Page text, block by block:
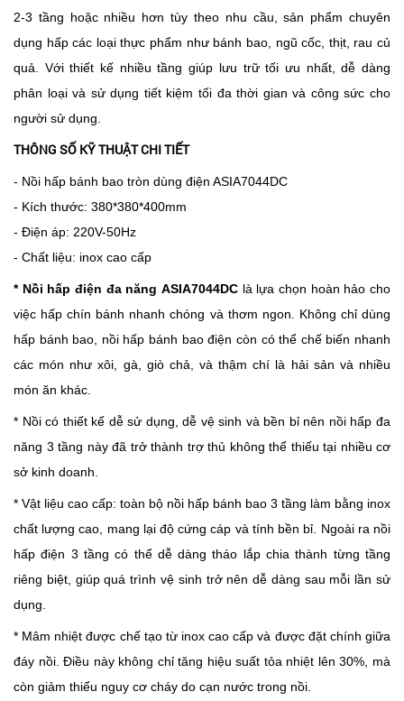
2-3 tầng hoặc nhiều hơn tùy theo nhu cầu, sản phẩm chuyên
dụng hấp các loại thực phẩm như bánh bao, ngũ cốc, thịt, rau củ
quả. Với thiết kế nhiều tầng giúp lưu trữ tối ưu nhất, dễ dàng
phân loại và sử dụng tiết kiệm tối đa thời gian và công sức cho
người sử dụng.
THÔNG SỐ KỸ THUẬT CHI TIẾT
- Nồi hấp bánh bao tròn dùng điện ASIA7044DC
- Kích thước: 380*380*400mm
- Điện áp: 220V-50Hz
- Chất liệu: inox cao cấp
* Nồi hấp điện đa năng ASIA7044DC là lựa chọn hoàn hảo cho
việc hấp chín bánh nhanh chóng và thơm ngon. Không chỉ dùng
hấp bánh bao, nồi hấp bánh bao điện còn có thể chế biến nhanh
các món như xôi, gà, giò chả, và thậm chí là hải sản và nhiều
món ăn khác.
* Nồi có thiết kế dễ sử dụng, dễ vệ sinh và bền bỉ nên nồi hấp đa
năng 3 tầng này đã trở thành trợ thủ không thể thiếu tại nhiều cơ
sở kinh doanh.
* Vật liệu cao cấp: toàn bộ nồi hấp bánh bao 3 tầng làm bằng inox
chất lượng cao, mang lại độ cứng cáp và tính bền bỉ. Ngoài ra nồi
hấp điện 3 tầng có thể dễ dàng tháo lắp chia thành từng tầng
riêng biệt, giúp quá trình vệ sinh trở nên dễ dàng sau mỗi lần sử
dụng.
* Mâm nhiệt được chế tạo từ inox cao cấp và được đặt chính giữa
đáy nồi. Điều này không chỉ tăng hiệu suất tỏa nhiệt lên 30%, mà
còn giảm thiểu nguy cơ cháy do cạn nước trong nồi.